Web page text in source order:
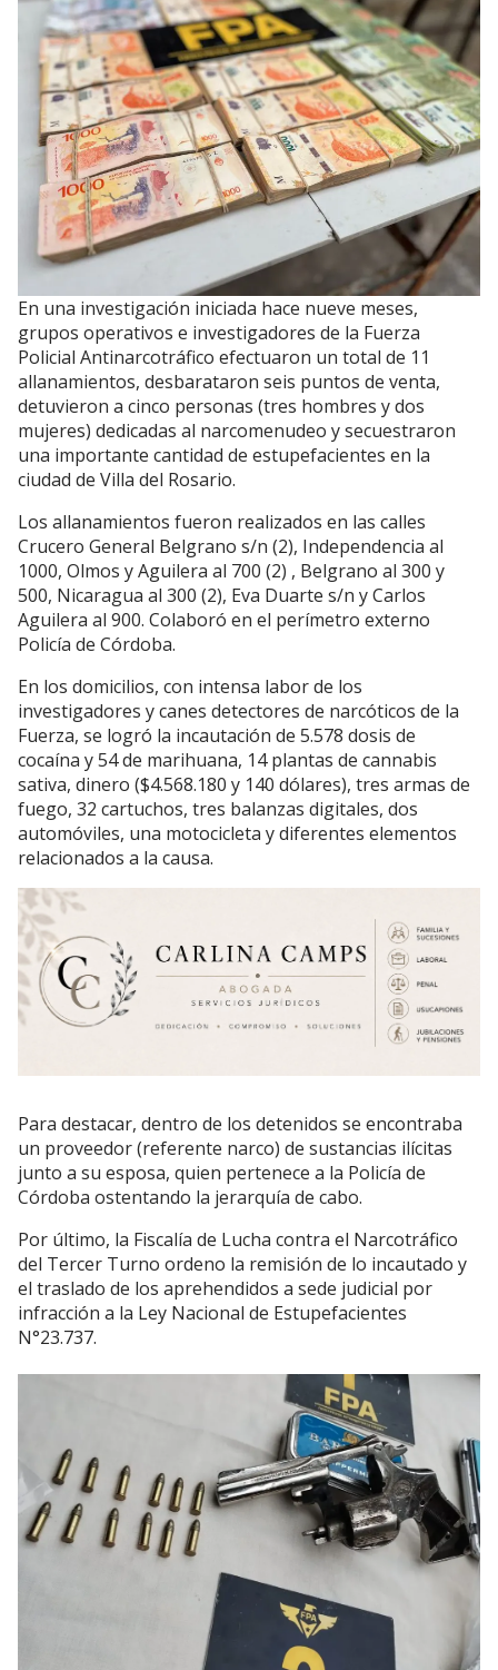
En una investigación iniciada hace nueve meses,
grupos operativos e investigadores de la Fuerza
Policial Antinarcotráfico efectuaron un total de 11
allanamientos, desbarataron seis puntos de venta,
detuvieron a cinco personas (tres hombres y dos
mujeres) dedicadas al narcomenudeo y secuestraron
una importante cantidad de estupefacientes en la
ciudad de Villa del Rosario.
Los allanamientos fueron realizados en las calles
Crucero General Belgrano s/n (2), Independencia al
1000, Olmos y Aguilera al 700 (2) , Belgrano al 300 y
500, Nicaragua al 300 (2), Eva Duarte s/n y Carlos
Aguilera al 900. Colaboró en el perímetro externo
Policía de Córdoba.
En los domicilios, con intensa labor de los
investigadores y canes detectores de narcóticos de la
Fuerza, se logró la incautación de 5.578 dosis de
cocaína y 54 de marihuana, 14 plantas de cannabis
sativa, dinero ($4.568.180 y 140 dólares), tres armas de
fuego, 32 cartuchos, tres balanzas digitales, dos
automóviles, una motocicleta y diferentes elementos
relacionados a la causa.
Para destacar, dentro de los detenidos se encontraba
un proveedor (referente narco) de sustancias ilícitas
junto a su esposa, quien pertenece a la Policía de
Córdoba ostentando la jerarquía de cabo.
Por último, la Fiscalía de Lucha contra el Narcotráfico
del Tercer Turno ordeno la remisión de lo incautado y
el traslado de los aprehendidos a sede judicial por
infracción a la Ley Nacional de Estupefacientes
N°23.737.